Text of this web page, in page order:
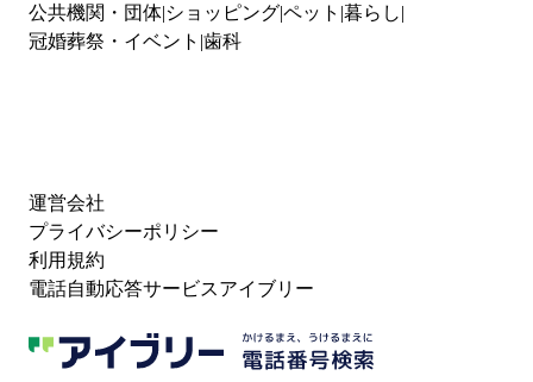
公共機関・団体 ショッピングペット 暮らし
冠婚葬祭・イベント 歯科
運営会社
プライバシーポリシー
利用規約
電話自動応答サービスアイブリー